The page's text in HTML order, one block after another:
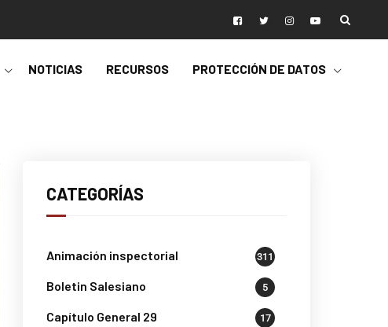
NOTICIAS RECURSOS PROTECCIÓN DE DATOS
CATEGORÍAS
Animación inspectorial 311
Boletin Salesiano 5
Capítulo General 29 17